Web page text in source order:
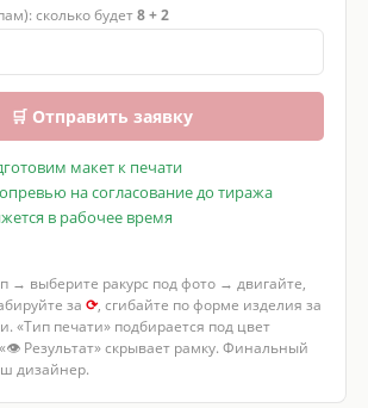
сколько будет8 + 2
🛒 Отправить заявку
макет к печати
на согласование до тиража
в рабочее время
→ выберите ракурс под фото → двигайте,
за ⟳, сгибайте по форме изделия за
«Тип печати» подбирается под цвет
Результат» скрывает рамку. Финальный
дизайнер.